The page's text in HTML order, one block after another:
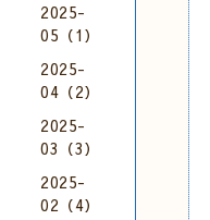
2025-
05（1）
2025-
04（2）
2025-
03（3）
2025-
02（4）